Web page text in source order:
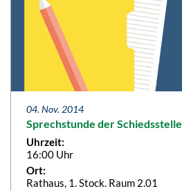
04. Nov. 2014
Sprechstunde der Schiedsstelle
Uhrzeit:
16:00 Uhr
Ort:
Rathaus, 1. Stock. Raum 2.01